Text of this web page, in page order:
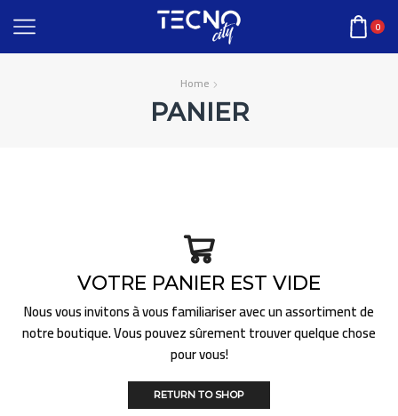
0
Home
PANIER
VOTRE PANIER EST VIDE
Nous vous invitons à vous familiariser avec un assortiment de
notre boutique. Vous pouvez sûrement trouver quelque chose
pour vous!
RETURN TO SHOP